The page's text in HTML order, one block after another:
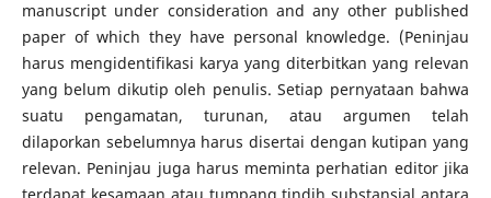
manuscript under consideration and any other published
paper of which they have personal knowledge. (Peninjau
harus mengidentifikasi karya yang diterbitkan yang relevan
yang belum dikutip oleh penulis. Setiap pernyataan bahwa
suatu pengamatan, turunan, atau argumen telah
dilaporkan sebelumnya harus disertai dengan kutipan yang
relevan. Peninjau juga harus meminta perhatian editor jika
terdapat kesamaan atau tumpang tindih substansial antara